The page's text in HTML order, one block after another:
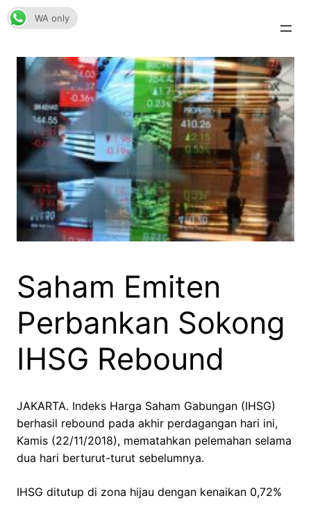
Skip
to
Saham Emiten
Perbankan Sokong
IHSG Rebound
JAKARTA. Indeks Harga Saham Gabungan (IHSG)
berhasil rebound pada akhir perdagangan hari ini,
Kamis (22/11/2018), mematahkan pelemahan selama
dua hari berturut-turut sebelumnya.
IHSG ditutup di zona hijau dengan kenaikan 0,72%
WA only